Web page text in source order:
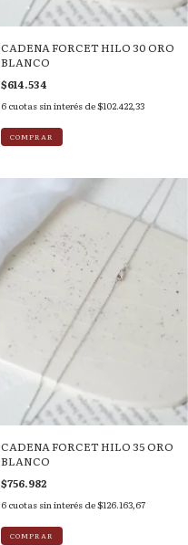
CADENA FORCET HILO 30 ORO
BLANCO
$614.534
6 cuotas sin interés de$102.422,33
COMPRAR
CADENA FORCET HILO 35 ORO
BLANCO
$756.982
6 cuotas sin interés de$126.163,67
COMPRAR